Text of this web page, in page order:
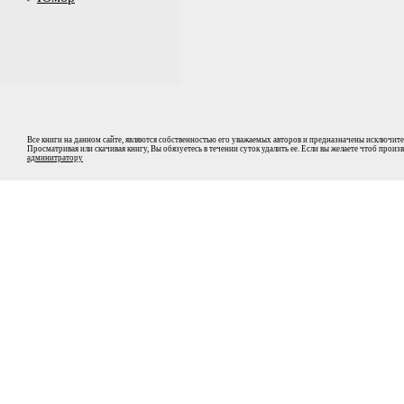
Все книги на данном сайте, являются собственностью его уважаемых авторов и предназначены
Просматривая или скачивая книгу, Вы обязуетесь в течении суток удалить ее. Если вы желаете чтоб
админитратору